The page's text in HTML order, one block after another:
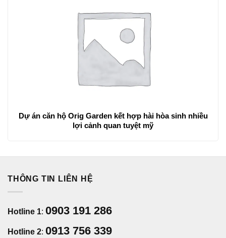
Dự án căn hộ Orig Garden kết hợp hài hòa sinh nhiều
lợi cảnh quan tuyệt mỹ
THÔNG TIN LIÊN HỆ
Hotline 1: 0903 191 286
Hotline 2: 0913 756 339